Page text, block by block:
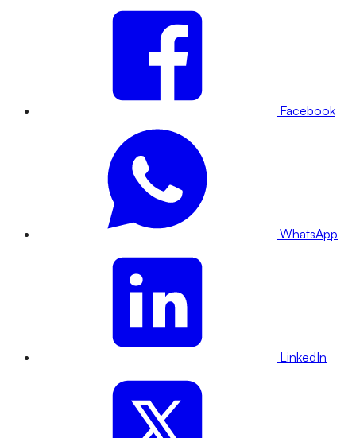
Facebook
WhatsApp
LinkedIn